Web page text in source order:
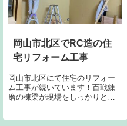
岡山市北区でRC造の住
宅リフォーム工事
岡山市北区にて住宅のリフォー
ム工事が続いています！百戦錬
磨の棟梁が現場をしっかりと進